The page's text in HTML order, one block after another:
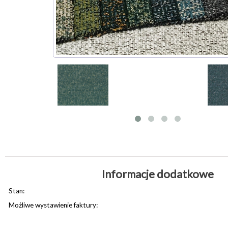
Informacje dodatkowe
Stan:
Możliwe wystawienie faktury: